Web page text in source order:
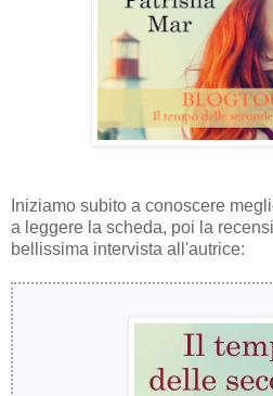
Iniziamo subito a conoscere
a leggere la scheda, poi la
bellissima intervista all'autrice: